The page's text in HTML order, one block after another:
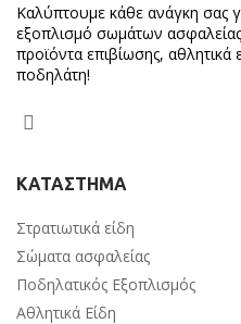
Καλύπτουμε κάθε ανάγκη σας
εξοπλισμό σωμάτων
προϊόντα επιβίωσης, αθλητικά
ποδηλάτη!
ΚΑΤΑΣΤΗΜΑ
Στρατιωτικά είδη
Σώματα ασφαλείας
Ποδηλατικός Εξοπλισμός
Αθλητικά Είδη